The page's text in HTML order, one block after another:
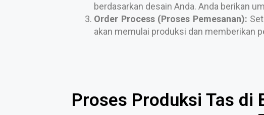
berdasarkan desain Anda. Anda berikan
Order Process (Proses Pemesanan):
akan memulai produksi dan memberikan
Proses Produksi Tas di